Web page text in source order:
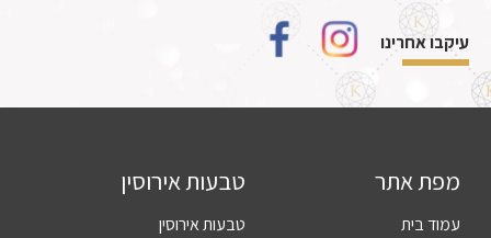
עיקבו אחרינו
מפת אתר
עמוד בית
טבעות אירוסין
טבעות אירוסין